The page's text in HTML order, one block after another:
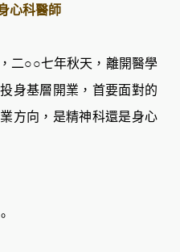
心科醫師
二○○七年秋天，離開醫學
身基層開業，首要面對的
方向，是精神科還是身心